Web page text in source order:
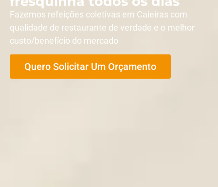
Fazemos refeições coletivas em Caieiras com
qualidade de restaurante de verdade e o melhor
custo/benefício do mercado
Quero Solicitar Um Orçamento